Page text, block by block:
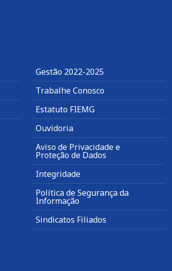
Gestão 2022-2025
Trabalhe Conosco
Estatuto FIEMG
Ouvidoria
Aviso de Privacidade e
Proteção de Dados
Integridade
Política de Segurança da
Informação
Sindicatos Filiados